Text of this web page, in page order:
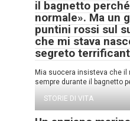
il bagnetto
normale». Ma un
puntini rossi sul
che mi stava
segreto
Mia suocera insisteva che il
sempre durante il bagnetto
STORIE DI VITA